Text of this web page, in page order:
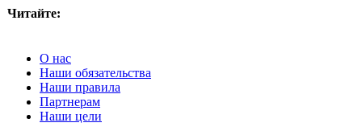
Читайте:
О нас
Наши обязательства
Наши правила
Партнерам
Наши цели